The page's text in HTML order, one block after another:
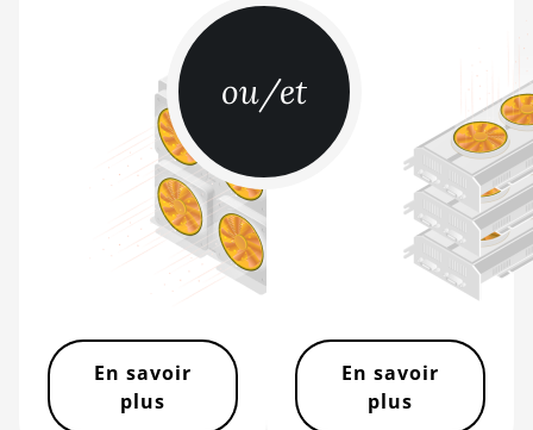
L11 Hyd. 2U (33Gh)
BITMAIN AntMiner
L11 Hyd. 6U (33Gh)
BITMAIN AntMiner
L11 Pro (21Gh)
BITMAIN AntMiner
BITMAIN AntMiner
BITMAIN AntMiner
ou/et
En savoir
plus
En savoir
plus